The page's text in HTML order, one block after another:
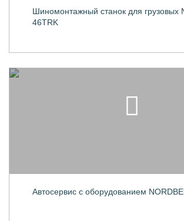
Шиномонтажный станок для грузовых
46TRK
Автосервис с оборудованием